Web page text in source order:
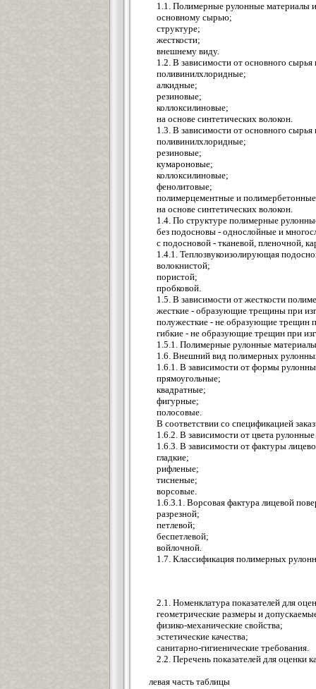
1.1. Полимерные рулонные материалы
основному сырью;
структуре;
жесткости;
внешнему виду.
1.2. В зависимости от основного
поливинилхлоридные;
алкидные;
резиновые;
коллоксилиновые;
на основе синтетических волокон.
1.3. В зависимости от основного
поливинилхлоридные;
резиновые;
кумароновые;
коллоксилиновые;
фенолитовые;
полимерцементные и
на основе синтетических волокон.
1.4. По структуре полимерные
без подосновы - однослойные и
с подосновой - тканевой, пленочной,
1.4.1. Теплозвукоизолирующая
волокнистой;
пористой;
пробковой.
1.5. В зависимости от жесткости
жесткие - образующие трещины при
полужесткие - не образующие трещин
гибкие - не образующие трещин при
1.5.1. Полимерные рулонные
1.6. Внешний вид полимерных
1.6.1. В зависимости от формы
прямоугольные;
квадратные;
фигурные;
полосовые.
В соответствии со спецификацией
1.6.2. В зависимости от цвета
1.6.3. В зависимости от фактуры
гладкие;
рифленые;
тисненые;
ворсовые.
1.6.3.1. Ворсовая фактура лицевой
разрезной;
петлевой;
беспетлевой;
войлочной.
1.7. Классификация полимерных
2.1. Номенклатура показателей для
геометрические размеры и
физико-механические свойства;
эстетические качества;
санитарно-гигиенические требования.
2.2. Перечень показателей для оценки
левая часть таблицы